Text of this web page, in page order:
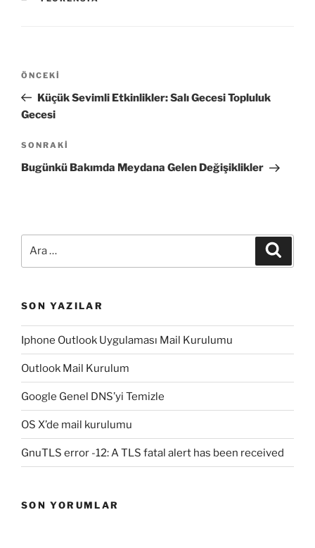
Yazı
Önceki
Yazı
ÖNCEKI
Küçük Sevimli Etkinlikler: Salı Gecesi Topluluk
Gecesi
Sonraki
Yazı
SONRAKI
Bugünkü Bakımda Meydana Gelen Değişiklikler
SON YAZILAR
Iphone Outlook Uygulaması Mail Kurulumu
Outlook Mail Kurulum
Google Genel DNS’yi Temizle
OS X’de mail kurulumu
GnuTLS error -12: A TLS fatal alert has been received
SON YORUMLAR